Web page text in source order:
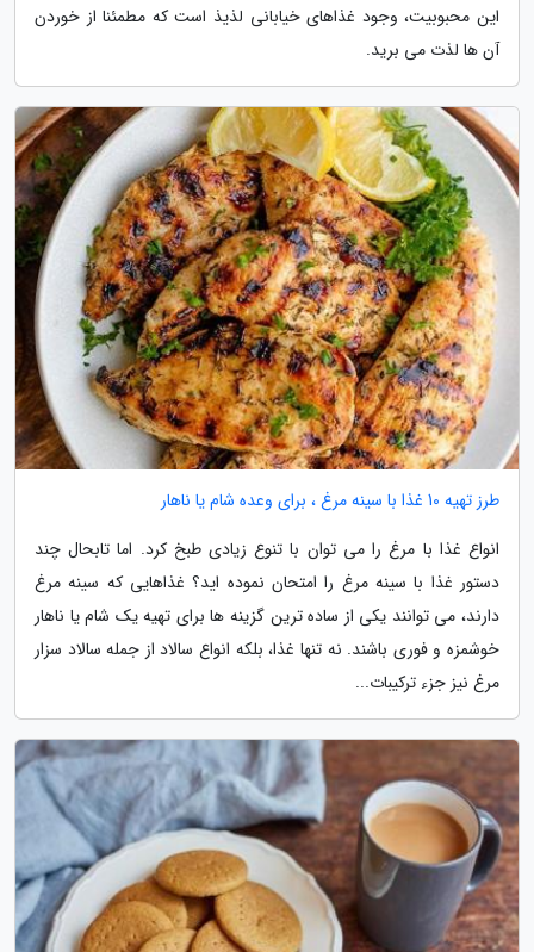
این محبوبیت، وجود غذاهای خیابانی لذیذ است که مطمئنا از خوردن
آن ها لذت می برید.
طرز تهیه 10 غذا با سینه مرغ ، برای وعده شام یا ناهار
انواع غذا با مرغ را می توان با تنوع زیادی طبخ کرد. اما تابحال چند
دستور غذا با سینه مرغ را امتحان نموده اید؟ غذاهایی که سینه مرغ
دارند، می توانند یکی از ساده ترین گزینه ها برای تهیه یک شام یا ناهار
خوشمزه و فوری باشند. نه تنها غذا، بلکه انواع سالاد از جمله سالاد سزار
مرغ نیز جزء ترکیبات...